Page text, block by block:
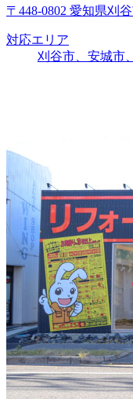
〒448-0802 愛知県刈
対応エリア
刈谷市、安城市